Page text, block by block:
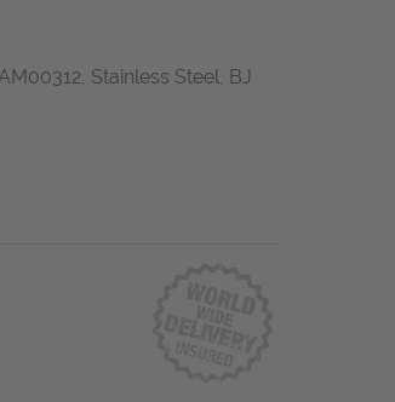
Stainless Steel, BJ